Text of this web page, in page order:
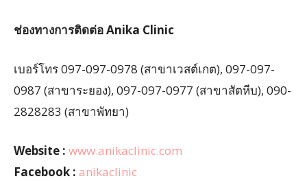
ช่องทางการติดต่อ Anika Clinic
เบอร์โทร 097-097-0978 (สาขาเวสต์เกต), 097-097-
0987 (สาขาระยอง), 097-097-0977 (สาขาสัตหีบ), 090-
2828283 (สาขาพัทยา)
Website : www.anikaclinic.com
Facebook : anikaclinic